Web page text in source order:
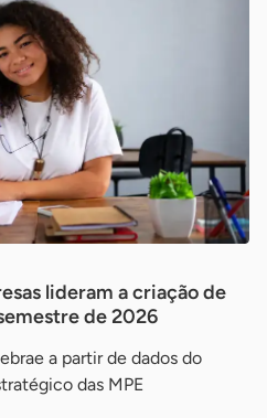
lideram a criação de
de 2026
a partir de dados do
das MPE